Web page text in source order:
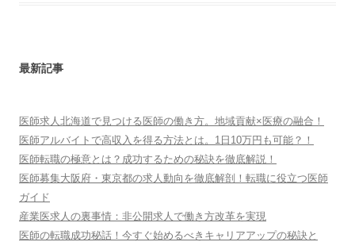
最新記事
医師求人北海道で見つける医師の働き方。地域貢献×医療の融合！
医師アルバイトで高収入を得る方法とは。1日10万円も可能？！
医師転職の極意とは？成功するための秘訣を徹底解説！
医師募集大阪府・東京都の求人動向を徹底解剖！転職に役立つ医師
ガイド
産業医求人の裏事情：非公開求人で働き方改革を実現
医師の転職成功秘話！今すぐ始めるべきキャリアアップの秘訣と